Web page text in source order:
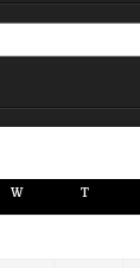
W T